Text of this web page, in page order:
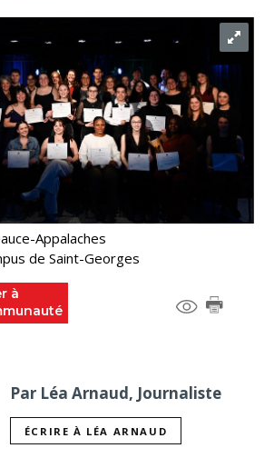
Appalaches
de Saint-Georges
à
Par Léa Arnaud, Journaliste
ÉCRIRE À LÉA ARNAUD